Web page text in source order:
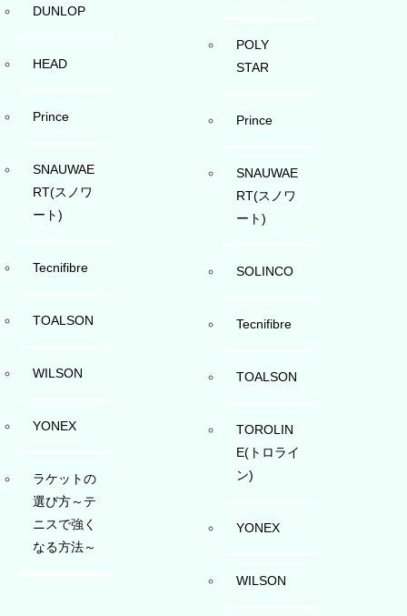
DUNLOP
HEAD
Prince
SNAUWAE
RT(スノワ
ート)
Tecnifibre
TOALSON
WILSON
YONEX
ラケットの
選び方～テ
ニスで強く
なる方法～
POLY
STAR
Prince
SNAUWAE
RT(スノワ
ート)
SOLINCO
Tecnifibre
TOALSON
TOROLIN
E(トロライ
ン)
YONEX
WILSON